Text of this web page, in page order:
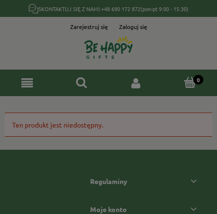
SKONTAKTUJ SIĘ Z NAMI:+48 690 172 872(pon-pt 9:00 - 15:30)
Zarejestruj się Zaloguj się
Ten produkt jest niedostępny.
Regulaminy
Moje konto